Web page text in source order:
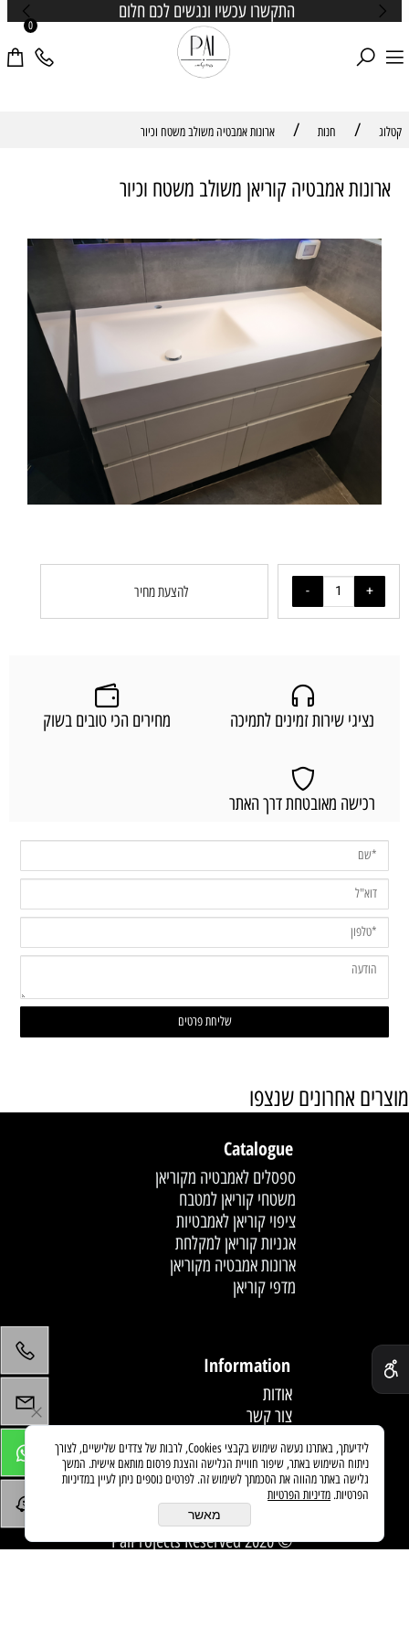
התקשרו עכשיו ונגשים לכם חלום
0
קטלוג / חנות / ארונות אמבטיה משולב משטח וכיור
ארונות אמבטיה קוריאן משולב משטח וכיור
להצעת מחיר
נציגי שירות זמינים לתמיכה מחירים הכי טובים בשוק
רכישה מאובטחת דרך האתר
מוצרים אחרונים שנצפו
Catalogue
ספסלים לאמבטיה מקוריאן
משטחי קוריאן למטבח
ציפוי קוריאן לאמבטיות
אגניות קוריאן למקלחת
ארונות אמבטיה מקוריאן
מדפי קוריאן
Information
אודות
צור קשר
מדיניות משלוחים
מאמרים
© 2020 PaiProjects Reserved
לידיעתך, באתרנו נעשה שימוש בקבצי Cookies, לרבות של צדדים שלישיים, לצורך
ניתוח השימוש באתר, שיפור חוויית הגלישה והצגת פרסום מותאם אישית. המשך
גלישה באתר מהווה את הסכמתך לשימוש זה. לפרטים נוספים ניתן לעיין במדיניות
הפרטיות. מדיניות הפרטיות
מאשר